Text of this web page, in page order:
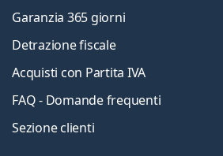
Garanzia 365 giorni
Detrazione fiscale
Acquisti con Partita IVA
FAQ - Domande frequenti
Sezione clienti